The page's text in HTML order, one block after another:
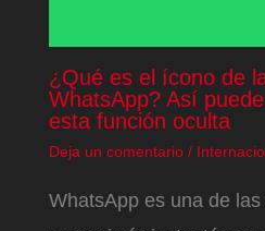
¿Qué es el ícono de
WhatsApp? Así
esta función oculta
Deja un comentario /
WhatsApp es una de